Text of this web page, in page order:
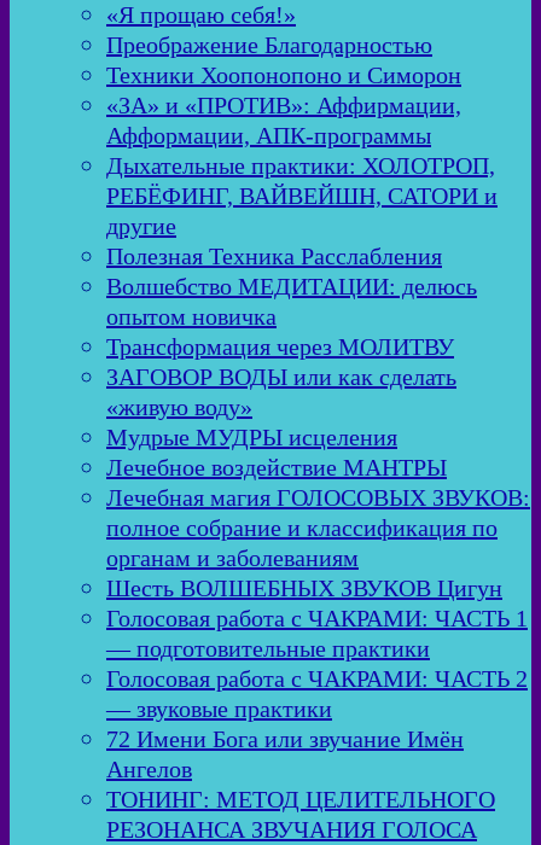
«Я прощаю себя!»
Преображение Благодарностью
Техники Хоопонопоно и Симорон
«ЗА» и «ПРОТИВ»: Аффирмации,
Афформации, АПК-программы
Дыхательные практики: ХОЛОТРОП,
РЕБЁФИНГ, ВАЙВЕЙШН, САТОРИ и
другие
Полезная Техника Расслабления
Волшебство МЕДИТАЦИИ: делюсь
опытом новичка
Трансформация через МОЛИТВУ
ЗАГОВОР ВОДЫ или как сделать
«живую воду»
Мудрые МУДРЫ исцеления
Лечебное воздействие МАНТРЫ
Лечебная магия ГОЛОСОВЫХ ЗВУКОВ:
полное собрание и классификация по
органам и заболеваниям
Шесть ВОЛШЕБНЫХ ЗВУКОВ Цигун
Голосовая работа с ЧАКРАМИ: ЧАСТЬ 1
— подготовительные практики
Голосовая работа с ЧАКРАМИ: ЧАСТЬ 2
— звуковые практики
72 Имени Бога или звучание Имён
Ангелов
ТОНИНГ: МЕТОД ЦЕЛИТЕЛЬНОГО
РЕЗОНАНСА ЗВУЧАНИЯ ГОЛОСА